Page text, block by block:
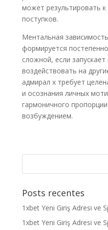
может результировать
поступков.
Ментальная
формируется
сложной, если
воздействовать на
адмирал х требует
и осознания личных
гармоничного
возбуждением.
Posts recentes
1xbet Yeni Giriş Adresi ve
1xbet Yeni Giriş Adresi ve